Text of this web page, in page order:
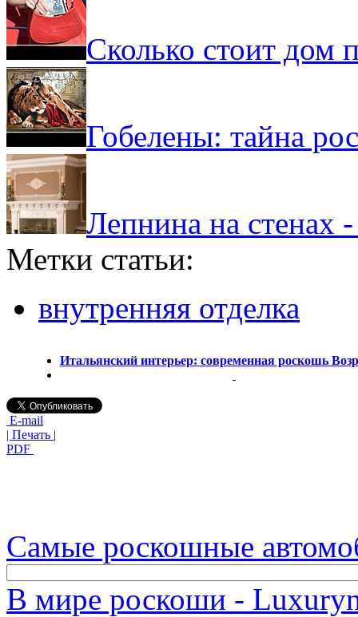
Сколько стоит дом
Гобелены: тайна
Лепнина на стенах
Метки статьи:
внутренняя отделка
Итальянский интерьер: современная роскошь
E-mail
| Печать |
PDF
Самые роскошные
В мире роскоши -